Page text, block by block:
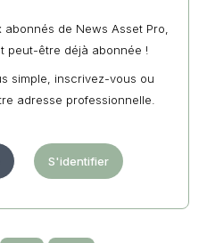
de News Asset Pro,
peut-être déjà abonnée !
simple, inscrivez-vous ou
adresse professionnelle.
S'identifier